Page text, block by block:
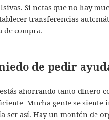
Si notas que no hay
transferencias
de compra.
de pedir
ahorrando tanto dinero
Mucha gente se
ser así. Hay un montón de